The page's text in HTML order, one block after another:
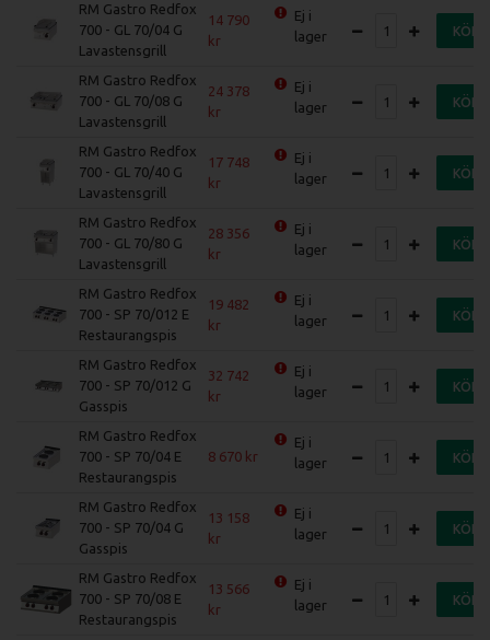
RM Gastro Redfox
700 - GL 70/04 G
Lavastensgrill
14 790
Ej i
lager
KÖP
RM Gastro Redfox
700 - GL 70/08 G
Lavastensgrill
24 378
Ej i
lager
KÖP
RM Gastro Redfox
700 - GL 70/40 G
Lavastensgrill
17 748
Ej i
lager
KÖP
RM Gastro Redfox
700 - GL 70/80 G
Lavastensgrill
28 356
Ej i
lager
KÖP
RM Gastro Redfox
700 - SP 70/012 E
Restaurangspis
19 482
Ej i
lager
KÖP
RM Gastro Redfox
700 - SP 70/012 G
Gasspis
32 742
Ej i
lager
KÖP
RM Gastro Redfox
700 - SP 70/04 E
Restaurangspis
8 670
Ej i
lager
KÖP
RM Gastro Redfox
700 - SP 70/04 G
Gasspis
13 158
Ej i
lager
KÖP
RM Gastro Redfox
700 - SP 70/08 E
Restaurangspis
13 566
Ej i
lager
KÖP